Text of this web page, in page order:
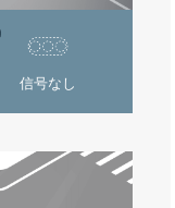
信号なし